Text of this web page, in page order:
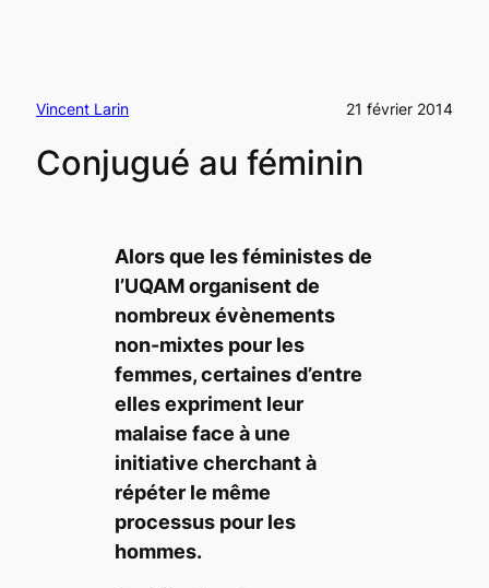
Vincent Larin 21 février 2014
Conjugué au féminin
Alors que les féministes de
l’UQAM organisent de
nombreux évènements
non-mixtes pour les
femmes, certaines d’entre
elles expriment leur
malaise face à une
initiative cherchant à
répéter le même
processus pour les
hommes.